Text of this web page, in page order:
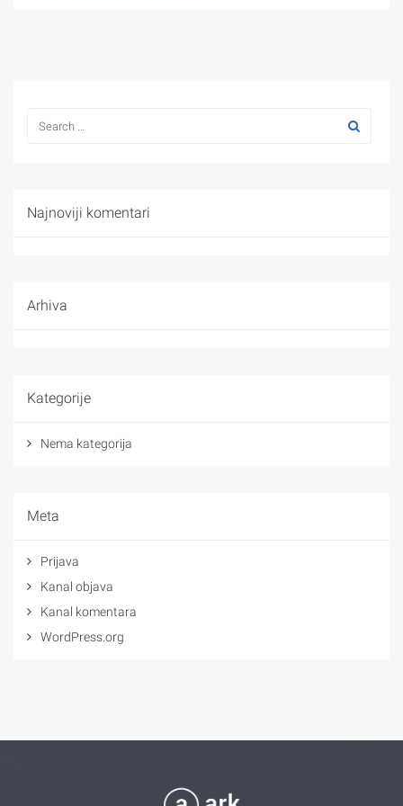
Najnoviji komentari
Arhiva
Kategorije
Nema kategorija
Meta
Prijava
Kanal objava
Kanal komentara
WordPress.org